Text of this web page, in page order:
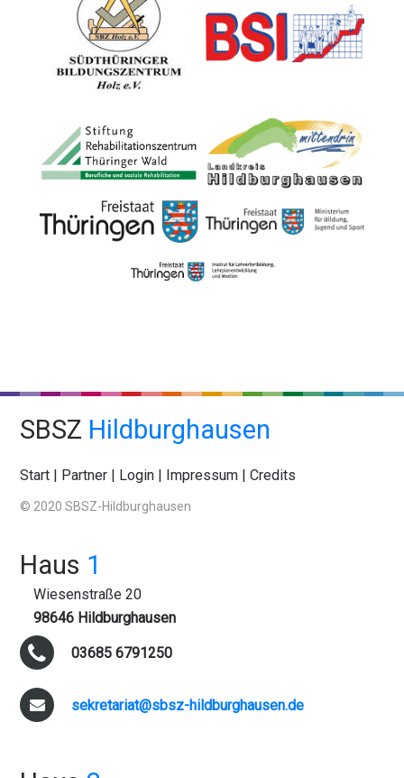
SBSZ Hildburghausen
Start | Partner | Login | Impressum |Credits
© 2020 SBSZ-Hildburghausen
Haus 1
Wiesenstraße 20
98646 Hildburghausen
03685 6791250
sekretariat@sbsz-hildburghausen.de